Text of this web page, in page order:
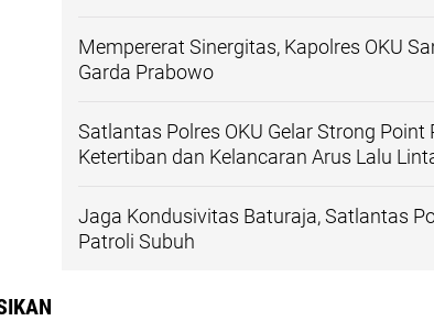
Mempererat Sinergitas, Kapolres OKU
Garda Prabowo
Satlantas Polres OKU Gelar Strong
Ketertiban dan Kelancaran Arus Lalu
Jaga Kondusivitas Baturaja, Satlantas
Patroli Subuh